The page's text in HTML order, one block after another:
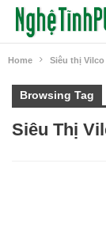
Home Siêu thị Vilco
Browsing Tag
Siêu Thị